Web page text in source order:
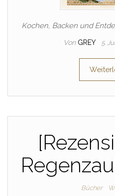
Kochen, Backen und
Von GREY 5.
Bücher